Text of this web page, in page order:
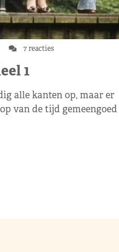
7 reacties
1
alle kanten op, maar er
van de tijd gemeengoed